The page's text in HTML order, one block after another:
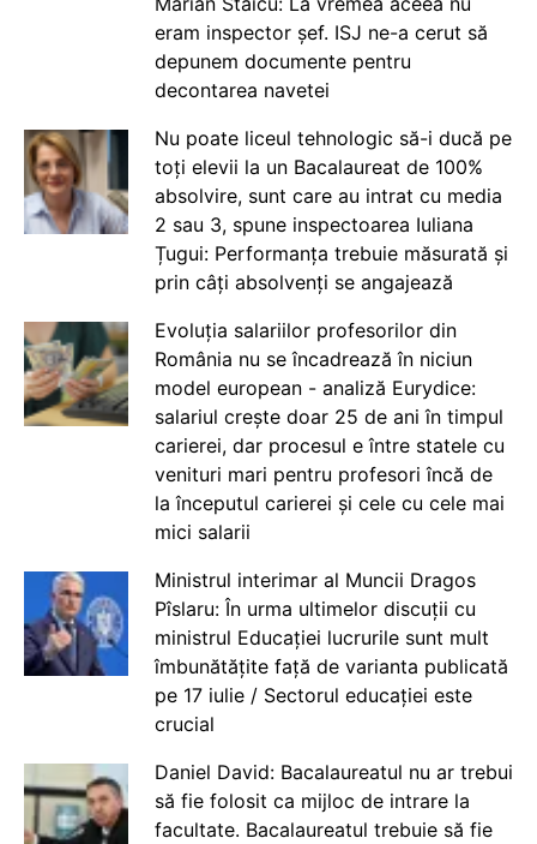
eram inspector șef. ISJ ne-a cerut să
depunem documente pentru
decontarea navetei
Nu poate liceul tehnologic să-i ducă pe
toți elevii la un Bacalaureat de 100%
absolvire, sunt care au intrat cu media
2 sau 3, spune inspectoarea Iuliana
Țugui: Performanța trebuie măsurată și
prin câți absolvenți se angajează
Evoluția salariilor profesorilor din
România nu se încadrează în niciun
model european - analiză Eurydice:
salariul crește doar 25 de ani în timpul
carierei, dar procesul e între statele cu
venituri mari pentru profesori încă de
la începutul carierei și cele cu cele mai
mici salarii
Ministrul interimar al Muncii Dragos
Pîslaru: În urma ultimelor discuții cu
ministrul Educației lucrurile sunt mult
îmbunătățite față de varianta publicată
pe 17 iulie / Sectorul educației este
crucial
Daniel David: Bacalaureatul nu ar trebui
să fie folosit ca mijloc de intrare la
facultate. Bacalaureatul trebuie să fie